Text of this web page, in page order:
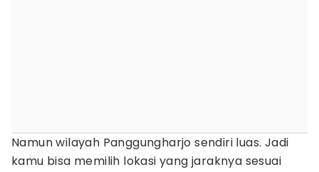
Namun wilayah Panggungharjo sendiri luas. Jadi
kamu bisa memilih lokasi yang jaraknya sesuai